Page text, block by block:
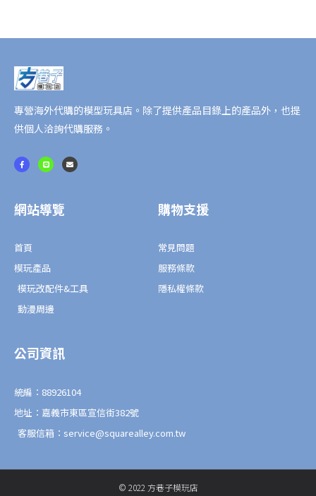
版
專營海外代購的模型玩具店。除了提供產品目錄上的產品外，也提
供個人洽詢代購服務。
F
a
c
k
-
L
i
n
E
n
v
網站導覽
首頁
模玩產品
模玩改配件&工具
動漫周邊
購物支援
常見問題
服務條款
隱私權條款
公司資訊
統編：88926104
地址：嘉義市東區宣信街382號
客服信箱：service@squarealley.com.tw
© 2022 方巷子模玩店